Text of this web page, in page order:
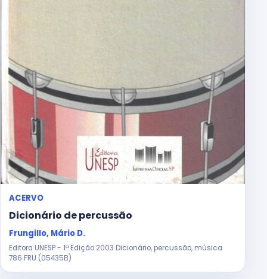
ACERVO
Dicionário de percussão
Frungillo, Mário D.
Editora UNESP - 1ª Edição 2003 Dicionário, percussão, música
786 FRU (05435B)